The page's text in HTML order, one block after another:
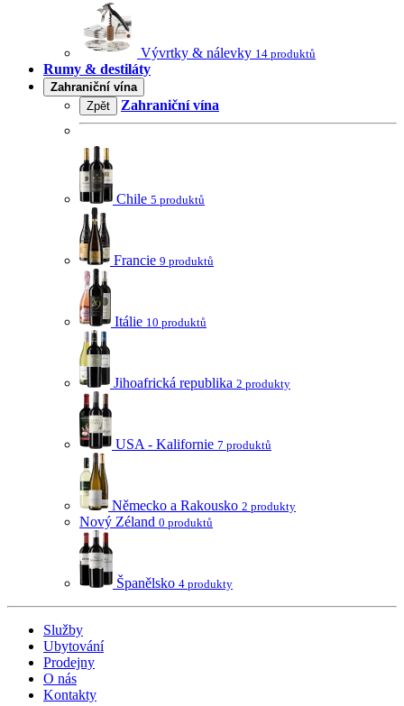
Vývrtky & nálevky 14 produktů
Rumy & destiláty
Zahraniční vína
Zpět
Zahraniční vína
Chile 5 produktů
Francie 9 produktů
Itálie 10 produktů
Jihoafrická republika 2 produkty
USA - Kalifornie 7 produktů
Německo a Rakousko 2 produkty
Nový Zéland 0 produktů
Španělsko 4 produkty
Služby
Ubytování
Prodejny
O nás
Kontakty